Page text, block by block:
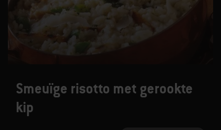
Smeuïge risotto met gerookte
kip